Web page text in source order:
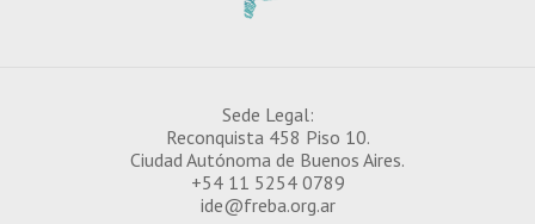
¿CÓMO INSCRIBIRSE EN EL IDE?
Sede Legal:
Reconquista 458 Piso 10.
Ciudad Autónoma de Buenos Aires.
+54 11 5254 0789
ide@freba.org.ar